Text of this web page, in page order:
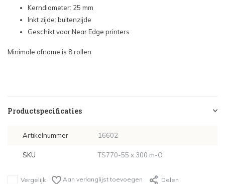
Kerndiameter: 25 mm
Inkt zijde: buitenzijde
Geschikt voor Near Edge printers
Minimale afname is 8 rollen
Productspecificaties
Artikelnummer 16602
SKU TS770-55 x 300 m-O
Vergelijk Aan verlanglijst toevoegen Delen